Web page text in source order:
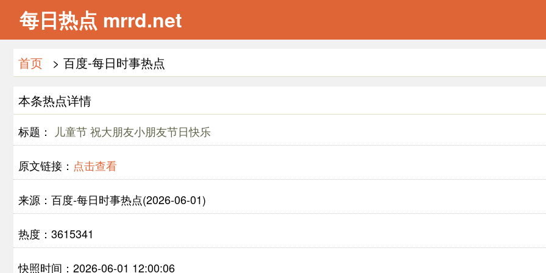
每日热点 mrrd.net
首页 > 百度-每日时事热点
本条热点详情
标题： 儿童节 祝大朋友小朋友节日快乐
原文链接： 点击查看
来源：百度-每日时事热点(2026-06-01)
热度：3615341
快照时间：2026-06-01 12:00:06